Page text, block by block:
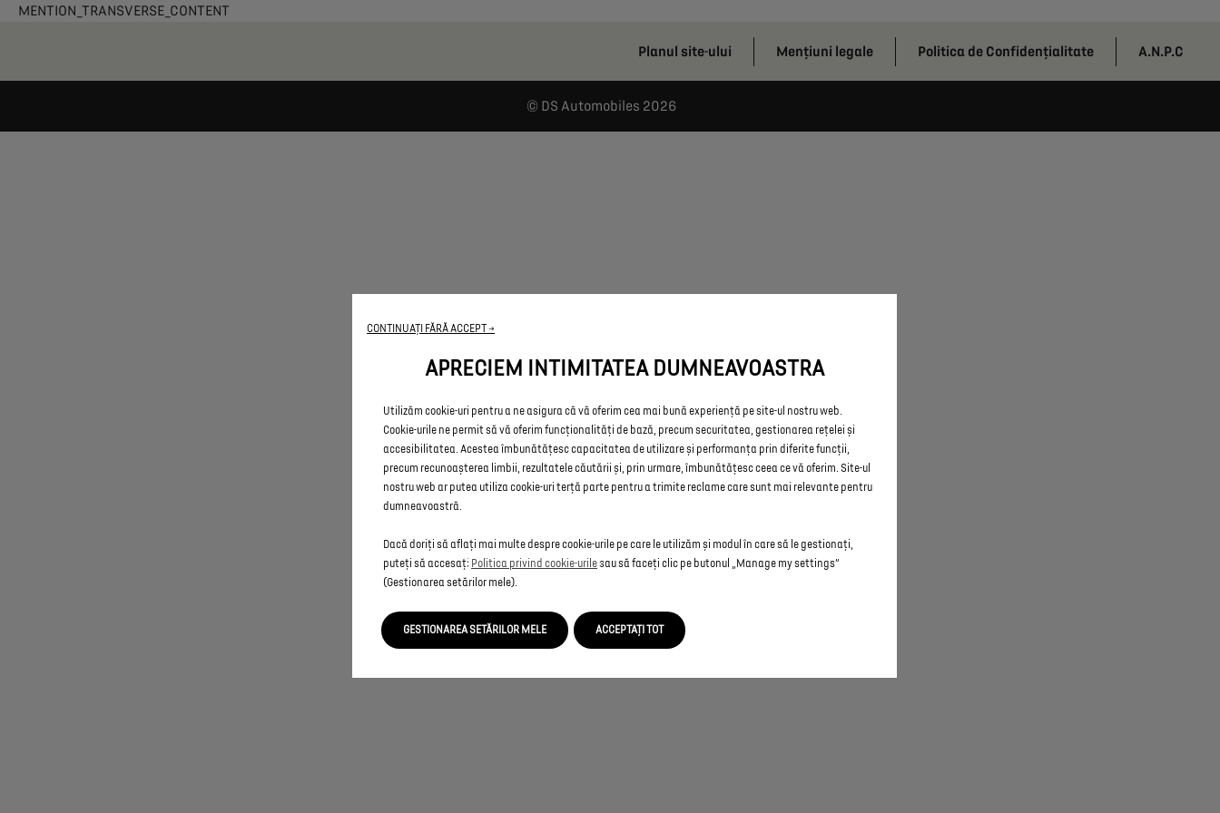
MENTION_TRANSVERSE_CONTENT
Planul site-ului Mențiuni legale Politica de Confidențialitate A.N.P.C
DS Automobiles 2026
CONTINUAȚI FĂRĂ ACCEPT →
APRECIEM INTIMITATEA DUMNEAVOASTRA
Utilizăm cookie-uri pentru a ne asigura că vă oferim cea mai bună experiență pe site-ul nostru web.
Cookie-urile ne permit să vă oferim funcționalități de bază, precum securitatea, gestionarea rețelei și
accesibilitatea. Acestea îmbunătățesc capacitatea de utilizare și performanța prin diferite funcții,
precum recunoașterea limbii, rezultatele căutării și, prin urmare, îmbunătățesc ceea ce vă oferim. Site-ul
nostru web ar putea utiliza cookie-uri terță parte pentru a trimite reclame care sunt mai relevante pentru
dumneavoastră.
Dacă doriți să aflați mai multe despre cookie-urile pe care le utilizăm și modul în care să le gestionați,
puteți să accesați Politica privind cookie-urilesau să faceți clic pe butonul „Manage my settings”
(Gestionarea setărilor mele).
GESTIONAREA SETĂRILOR MELE ACCEPTAȚI TOT